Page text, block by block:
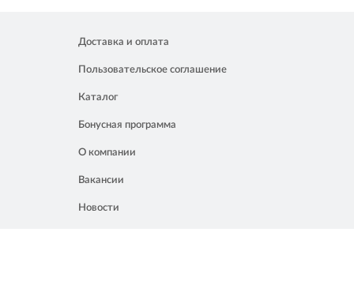
Доставка и оплата
Пользовательское соглашение
Каталог
Бонусная программа
О компании
Вакансии
Новости